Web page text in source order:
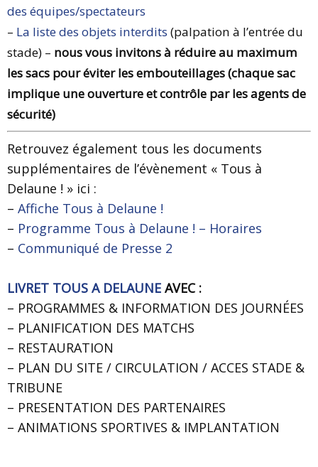
des équipes/spectateurs
– La liste des objets interdits (palpation à l’entrée du
stade) – nous vous invitons à réduire au maximum
les sacs pour éviter les embouteillages (chaque sac
implique une ouverture et contrôle par les agents de
sécurité)
Retrouvez également tous les documents
supplémentaires de l’évènement « Tous à
Delaune ! » ici :
– Affiche Tous à Delaune !
– Programme Tous à Delaune ! – Horaires
– Communiqué de Presse 2
LIVRET TOUS A DELAUNE AVEC :
– PROGRAMMES & INFORMATION DES JOURNÉES
– PLANIFICATION DES MATCHS
– RESTAURATION
– PLAN DU SITE / CIRCULATION / ACCES STADE &
TRIBUNE
– PRESENTATION DES PARTENAIRES
– ANIMATIONS SPORTIVES & IMPLANTATION